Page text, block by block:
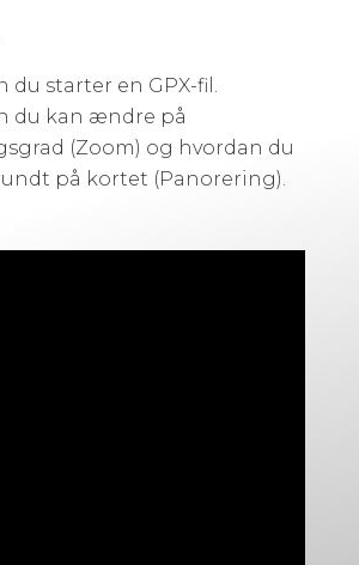
du starter en GPX-fil.
du kan ændre på
(Zoom) og hvordan du
på kortet (Panorering).